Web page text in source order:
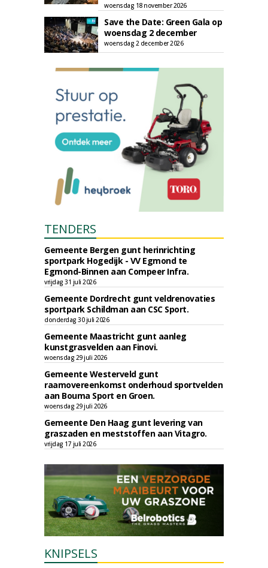
woensdag 18 november 2026
Save the Date: Green Gala op
woensdag 2 december
woensdag 2 december 2026
TENDERS
Gemeente Bergen gunt herinrichting
sportpark Hogedijk - VV Egmond te
Egmond-Binnen aan Compeer Infra.
vrijdag 31 juli 2026
Gemeente Dordrecht gunt veldrenovaties
sportpark Schildman aan CSC Sport.
donderdag 30 juli 2026
Gemeente Maastricht gunt aanleg
kunstgrasvelden aan Finovi.
woensdag 29 juli 2026
Gemeente Westerveld gunt
raamovereenkomst onderhoud sportvelden
aan Bouma Sport en Groen.
woensdag 29 juli 2026
Gemeente Den Haag gunt levering van
graszaden en meststoffen aan Vitagro.
vrijdag 17 juli 2026
KNIPSELS